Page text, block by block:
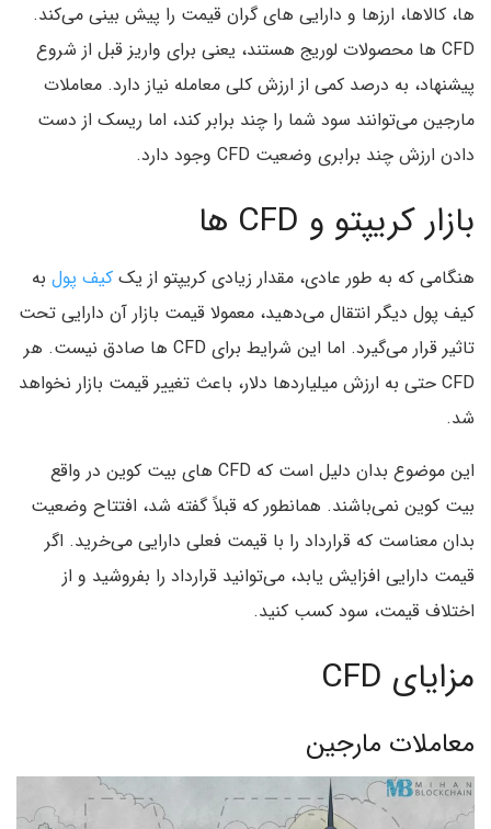
ها، کالاها، ارزها و دارایی های گران قیمت را پیش بینی می‌کند.
CFD ها محصولات لوریج هستند، یعنی برای واریز قبل از شروع
پیشنهاد، به درصد کمی از ارزش کلی معامله نیاز دارد. معاملات
مارجین می‌توانند سود شما را چند برابر کند، اما ریسک از دست
دادن ارزش چند برابری وضعیت CFD وجود دارد.
بازار کریپتو و CFD ها
هنگامی که به طور عادی، مقدار زیادی کریپتو از یک کیف پول به
کیف پول دیگر انتقال می‌دهید، معمولا قیمت بازار آن دارایی تحت
تاثیر قرار می‌گیرد. اما این شرایط برای CFD ها صادق نیست. هر
CFD حتی به ارزش میلیاردها دلار، باعث تغییر قیمت بازار نخواهد
شد.
این موضوع بدان دلیل است که CFD های بیت کوین در واقع
بیت کوین نمی‌باشند. همانطور که قبلاً گفته شد، افتتاح وضعیت
بدان معناست که قرارداد را با قیمت فعلی دارایی می‌خرید. اگر
قیمت دارایی افزایش یابد، می‌توانید قرارداد را بفروشید و از
اختلاف قیمت، سود کسب کنید.
مزایای CFD
معاملات مارجین